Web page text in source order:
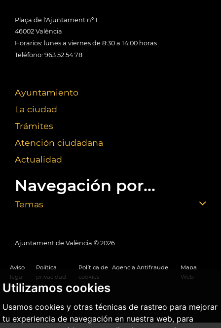
Utilizamos cookies
Usamos cookies y otras técnicas de rastreo para mejorar
tu experiencia de navegación en nuestra web, para
Plaça de l'Ajuntament nº 1
46002 València
Horarios: lunes a viernes de 8:30 a 14:00 horas
Teléfono: 963 52 54 78
Ayuntamiento
La ciudad
Trámites
Atención ciudadana
Actualidad
Navegación por...
Temas
Ajuntament de València © 2026
Aviso
legal
Política
privacidad
Política de
cookies
Agencia Antifraude
Mapa
Web